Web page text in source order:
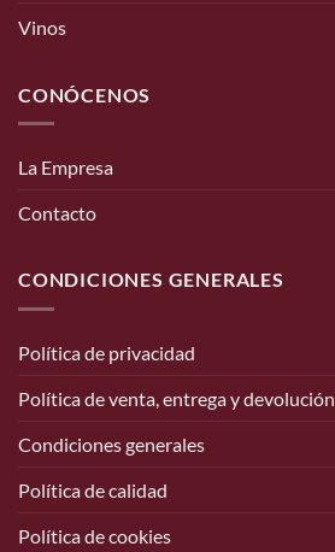
Vinos
CONÓCENOS
La Empresa
Contacto
CONDICIONES GENERALES
Política de privacidad
Política de venta, entrega y devolución
Condiciones generales
Política de calidad
Política de cookies